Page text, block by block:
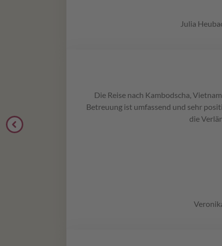
Julia
Die Reise nach Kambodscha,
Betreuung ist umfassend und sehr
die